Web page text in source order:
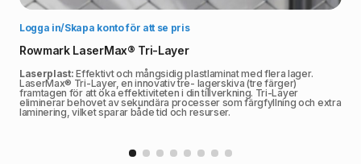
Logga in/Skapa konto för att se pris
Rowmark LaserMax® Tri-Layer
Laserplast: Effektivt och mångsidig plastlaminat med flera lager.
LaserMax® Tri-Layer, en innovativ tre- lagerskiva (tre färger)
framtagen för att öka effektiviteten i din tillverkning. Tri-Layer
eliminerar behovet av sekundära processer som färgfyllning och extra
laminering, vilket sparar både tid och resurser.